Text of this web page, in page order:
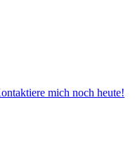
mich noch heute!